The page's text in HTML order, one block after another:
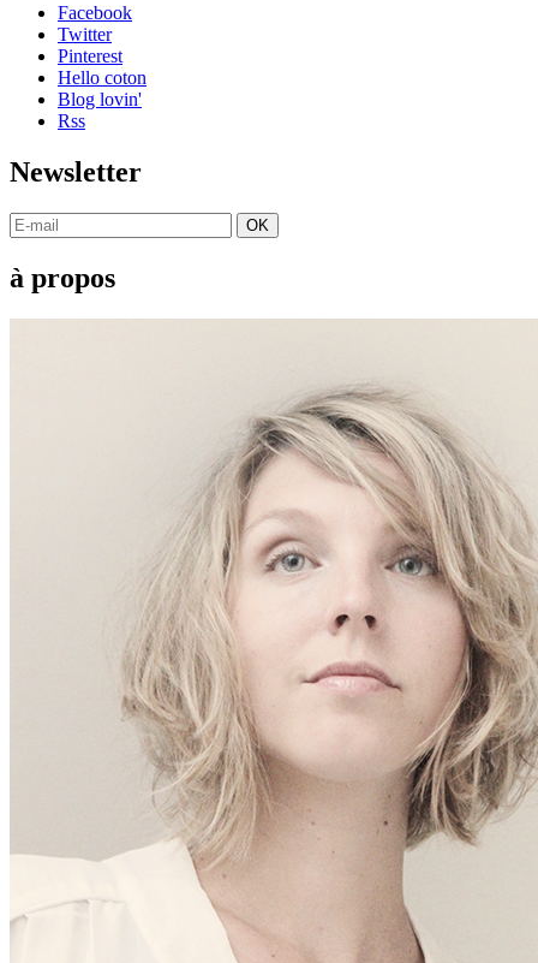
Facebook
Twitter
Pinterest
Hello coton
Blog lovin'
Rss
Newsletter
OK
à propos